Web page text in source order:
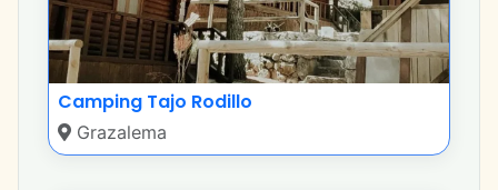
Camping Tajo Rodillo
Grazalema